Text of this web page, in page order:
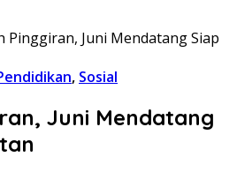
Pinggiran, Juni Mendatang Siap
, Sosial
Juni Mendatang